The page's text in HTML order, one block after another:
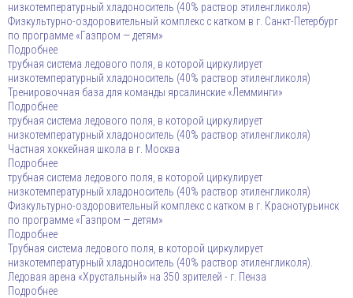
низкотемпературный хладоноситель (40% раствор этиленгликоля)
Физкультурно-оздоровительный комплекс с катком в г. Санкт-Петербург
по программе «Газпром — детям»
Подробнее
трубная система ледового поля, в которой циркулирует
низкотемпературный хладоноситель (40% раствор этиленгликоля)
Тренировочная база для команды ярсалинские «Лемминги»
Подробнее
трубная система ледового поля, в которой циркулирует
низкотемпературный хладоноситель (40% раствор этиленгликоля)
Частная хоккейная школа в г. Москва
Подробнее
трубная система ледового поля, в которой циркулирует
низкотемпературный хладоноситель (40% раствор этиленгликоля)
Физкультурно-оздоровительный комплекс с катком в г. Краснотурьинск
по программе «Газпром — детям»
Подробнее
Трубная система ледового поля, в которой циркулирует
низкотемпературный хладоноситель (40% раствор этиленгликоля).
Ледовая арена «Хрустальный» на 350 зрителей - г. Пенза
Подробнее